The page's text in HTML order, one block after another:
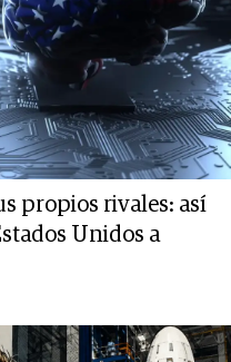
propios rivales: así
Unidos a